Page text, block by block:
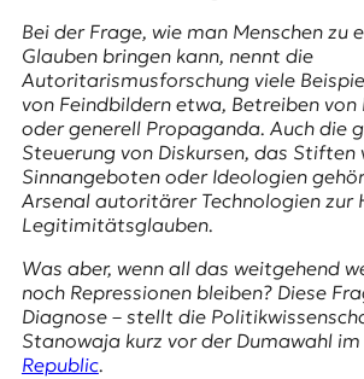
D
E
K
O
D
E
R
Bei der Frage, wie man Menschen zu
Glauben bringen kann, nennt die
Autoritarismusforschung viele
von Feindbildern etwa, Betreiben von
oder generell Propaganda. Auch die
Steuerung von Diskursen, das Stiften
Sinnangeboten oder Ideologien
Arsenal autoritärer Technologien zur
Legitimitätsglauben.
Was aber, wenn all das weitgehend
noch Repressionen bleiben? Diese
Diagnose – stellt die
Stanowaja kurz vor der Dumawahl
Republic.